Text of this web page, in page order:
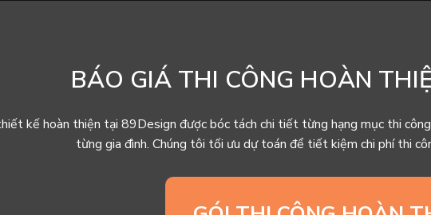
BÁO GIÁ THI CÔNG HOÀN
kế hoàn thiện tại 89Design được bóc tách chi tiết từng hạng mục thi
từng gia đình. Chúng tôi tối ưu dự toán để tiết kiệm chi phí thi